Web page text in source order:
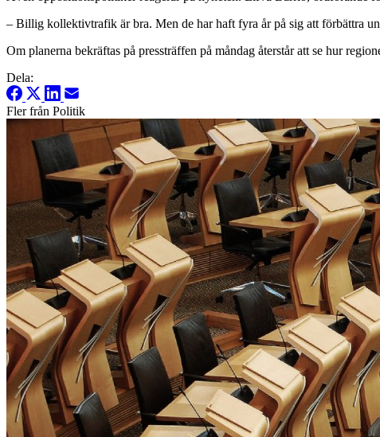
– Billig kollektivtrafik är bra. Men de har haft fyra år på sig att förbättra
Om planerna bekräftas på pressträffen på måndag återstår att se hur
Dela:
Fler från Politik